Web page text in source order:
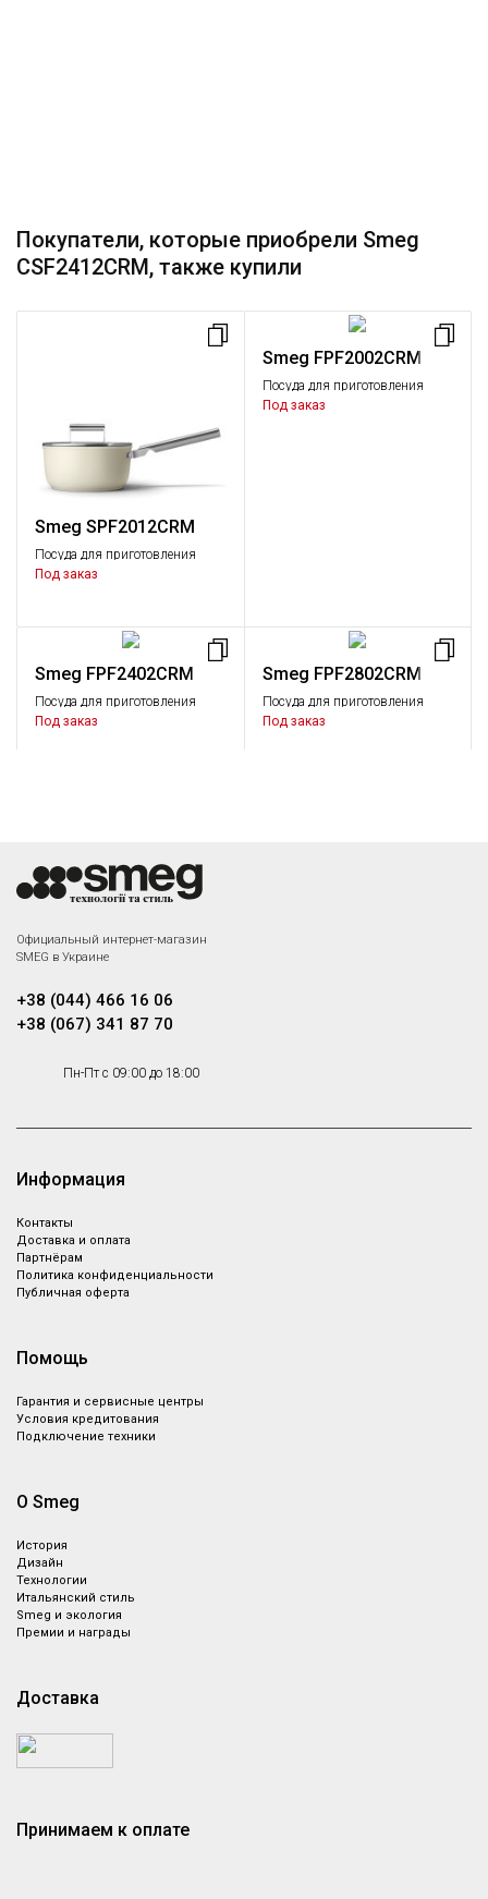
Покупатели, которые приобрели Smeg
CSF2412CRM, также купили
Smeg SPF2012CRM
Посуда для приготовления
Кастрюли с одной ручкой,
Под заказ
Smeg FPF2002CRM
Посуда для приготовления
Сковороды, Малая бытовая
Под заказ
Smeg FPF2402CRM
Посуда для приготовления
Сковороды, Малая бытовая
Под заказ
Smeg FPF2802CRM
Посуда для приготовления
Сковороды, Малая бытовая
Под заказ
Сковорода Wok, Малая
бытовая техника
Официальный интернет-магазин
SMEG в Украине
+38 (044) 466 16 06
+38 (067) 341 87 70
Пн-Пт с 09:00 до 18:00
Информация
Контакты
Доставка и оплата
Партнёрам
Политика конфиденциальности
Публичная оферта
Помощь
Гарантия и сервисные центры
Условия кредитования
Подключение техники
О Smeg
История
Дизайн
Технологии
Итальянский стиль
Smeg и экология
Премии и награды
Доставка
Принимаем к оплате